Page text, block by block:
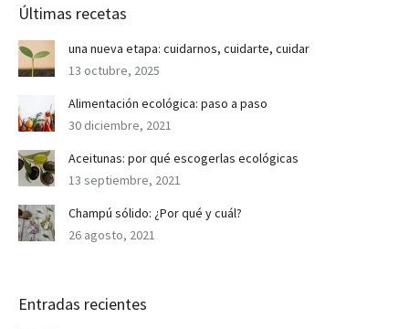
Últimas recetas
una nueva etapa: cuidarnos, cuidarte, cuidar
13 octubre, 2025
Alimentación ecológica: paso a paso
30 diciembre, 2021
Aceitunas: por qué escogerlas ecológicas
13 septiembre, 2021
Champú sólido: ¿Por qué y cuál?
26 agosto, 2021
Entradas recientes